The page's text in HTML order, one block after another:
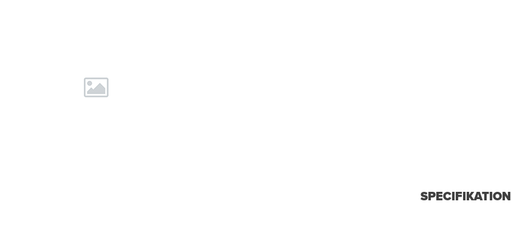
SPECIFIKATION